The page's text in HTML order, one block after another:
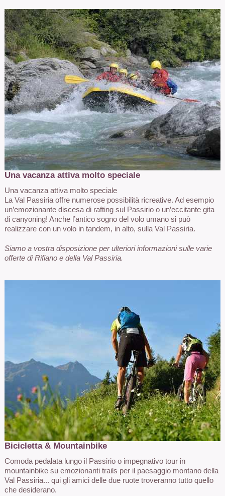
Una vacanza attiva molto speciale
Una vacanza attiva molto speciale
La Val Passiria offre numerose possibilità ricreative. Ad esempio
un’emozionante discesa di rafting sul Passirio o un’eccitante gita
di canyoning! Anche l’antico sogno del volo umano si può
realizzare con un volo in tandem, in alto, sulla Val Passiria.
Siamo a vostra disposizione per ulteriori informazioni sulle varie
offerte di Rifiano e della Val Passiria.
Bicicletta & Mountainbike
Comoda pedalata lungo il Passirio o impegnativo tour in
mountainbike su emozionanti trails per il paesaggio montano della
Val Passiria... qui gli amici delle due ruote troveranno tutto quello
che desiderano.